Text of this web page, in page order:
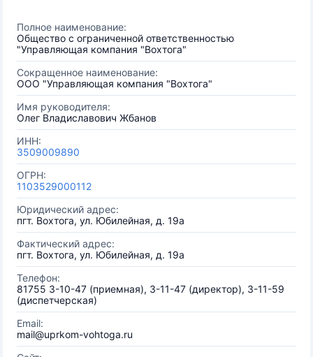
Полное наименование:
Общество с ограниченной ответственностью
"Управляющая компания "Вохтога"
Сокращенное наименование:
ООО "Управляющая компания "Вохтога"
Имя руководителя:
Олег Владиславович Жбанов
ИНН:
3509009890
ОГРН:
1103529000112
Юридический адрес:
пгт. Вохтога, ул. Юбилейная, д. 19а
Фактический адрес:
пгт. Вохтога, ул. Юбилейная, д. 19а
Телефон:
81755 3-10-47 (приемная), 3-11-47 (директор), 3-11-59
(диспетчерская)
Email:
mail@uprkom-vohtoga.ru